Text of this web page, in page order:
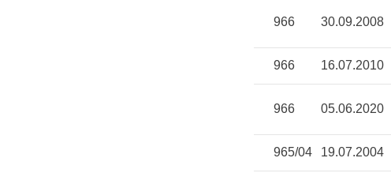
966 30.09.2008
966 16.07.2010
966 05.06.2020
965/04 19.07.2004